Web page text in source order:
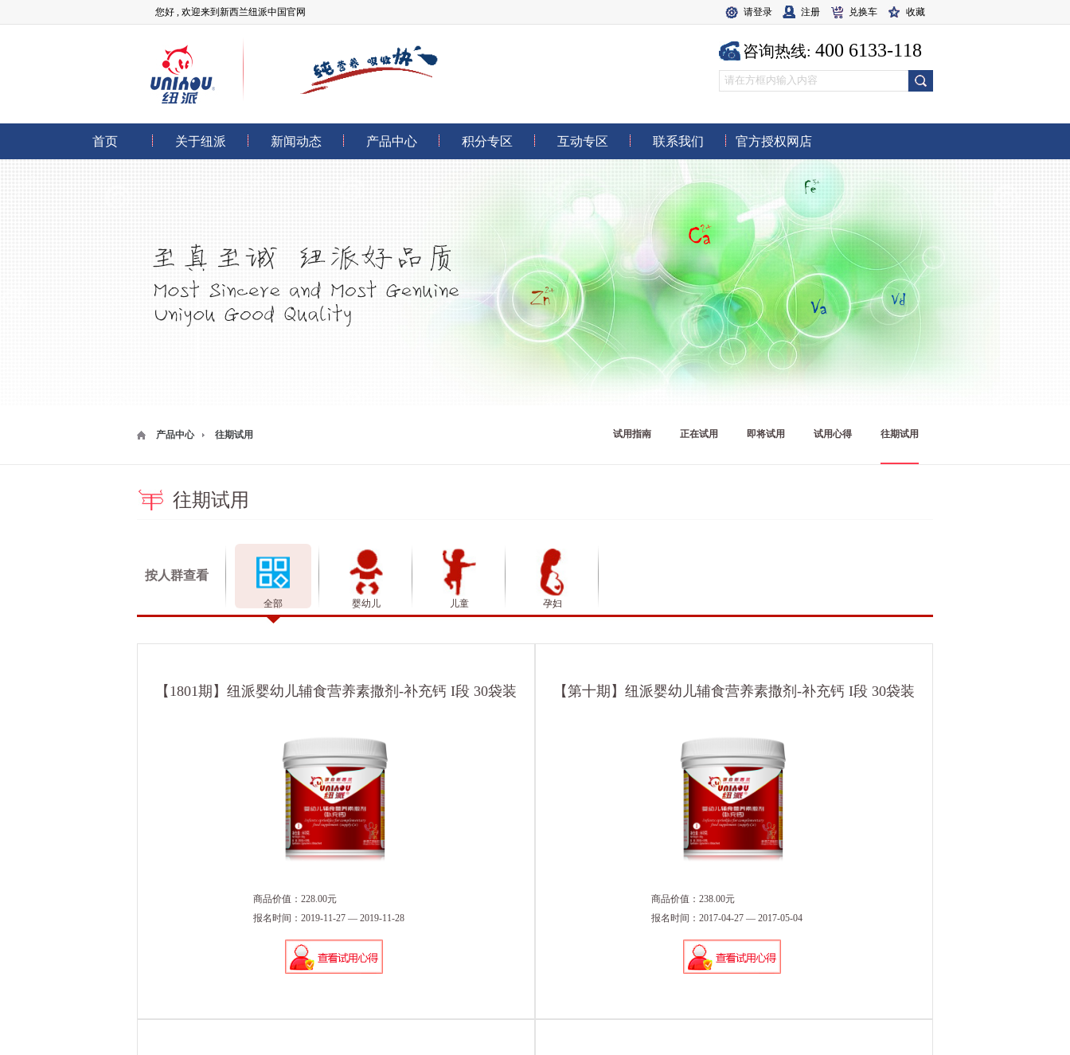
您好 , 欢迎来到新西兰纽派中国官网 请登录 注册 兑换车 收藏
咨询热线: 400 6133-118
首页 关于纽派 新闻动态 产品中心 积分专区 互动专区 联系我们 官方授权网店
产品中心 往期试用 试用指南 正在试用 即将试用 试用心得 往期试用
往期试用
按人群查看
全部 婴幼儿 儿童 孕妇
【1801期】纽派婴幼儿辅食营养素撒剂-补充钙 I段 30袋装
商品价值：228.00元
报名时间：2019-11-27 — 2019-11-28
【第十期】纽派婴幼儿辅食营养素撒剂-补充钙 I段 30袋装
商品价值：238.00元
报名时间：2017-04-27 — 2017-05-04